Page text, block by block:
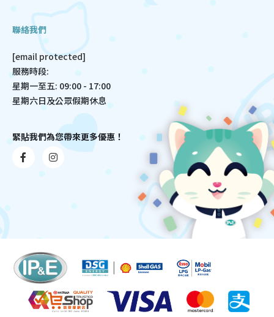
聯絡我們
[email protected]
服務時段:
星期一至五: 09:00 - 17:00
星期六日及公眾假期休息
緊貼我們為您帶來更多優惠！